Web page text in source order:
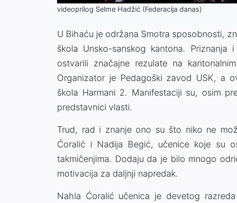
videoprilog Selme Hadžić (Federacija danas)
U Bihaću je održana Smotra sposobnosti,
škola Unsko-sanskog kantona.
ostvarili značajne rezulate na
Organizator je Pedagoški zavod USK, a
škola Harmani 2. Manifestaciji su, osim
predstavnici vlasti.
Trud, rad i znanje ono su što niko ne
Ćoralić i Nadija Begić, učenice koje su
takmičenjima. Dodaju da je bilo mnogo
motivacija za daljnji napredak.
Nahla Ćoralić učenica je devetog